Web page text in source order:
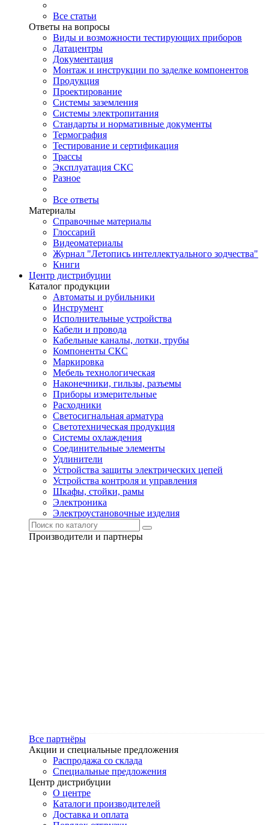
Все статьи
Ответы на вопросы
Виды и возможности тестирующих приборов
Датацентры
Документация
Монтаж и инструкции по заделке компонентов
Продукция
Проектирование
Системы заземления
Системы электропитания
Стандарты и нормативные документы
Термография
Тестирование и сертификация
Трассы
Эксплуатация СКС
Разное
Все ответы
Материалы
Справочные материалы
Глоссарий
Видеоматериалы
Журнал "Летопись интеллектуального зодчества"
Книги
Центр дистрибуции
Каталог продукции
Автоматы и рубильники
Инструмент
Исполнительные устройства
Кабели и провода
Кабельные каналы, лотки, трубы
Компоненты СКС
Маркировка
Мебель технологическая
Наконечники, гильзы, разъемы
Приборы измерительные
Расходники
Светосигнальная арматура
Светотехническая продукция
Системы охлаждения
Соединительные элементы
Удлинители
Устройства защиты электрических цепей
Устройства контроля и управления
Шкафы, стойки, рамы
Электроника
Электроустановочные изделия
Производители и партнеры
Все партнёры
Акции и специальные предложения
Распродажа со склада
Специальные предложения
Центр дистрибуции
О центре
Каталоги производителей
Доставка и оплата